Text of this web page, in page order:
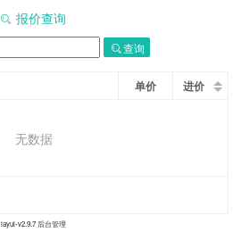
报价查询
查询
单价 进价
无数据
layui-v2.9.7 后台管理